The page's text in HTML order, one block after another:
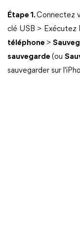
Étape 1.Connectez
clé USB > Exécutez
téléphone >
sauvegarde (ou
sauvegarder sur